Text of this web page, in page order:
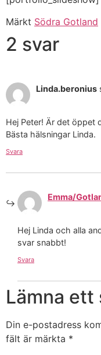
Märkt Södra Gotland
2 svar
Linda.beronius
Hej Peter! Är det öppet
Bästa hälsningar Linda.
Svara
Emma/
Hej Linda och alla
svar snabbt!
Svara
Lämna ett
Din e-postadress
fält är märkta *